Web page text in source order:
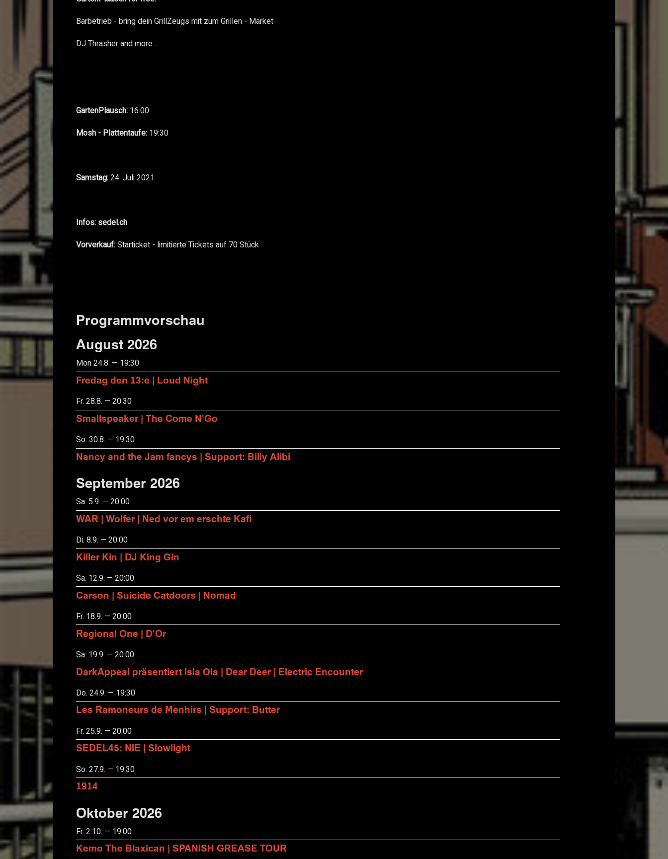
Barbetrieb - bring dein GrillZeugs mit zum Grillen - Market
DJ Thrasher and more...
GartenPlausch: 16:00
Mosh - Plattentaufe: 19:30
Samstag:24. Juli 2021
Infos: sedel.ch
Vorverkauf:Starticket - limitierte Tickets auf 70 Stück
Programmvorschau
August 2026
Mon 24.8. — 19:30
Fredag den 13:e | Loud Night
Fr. 28.8. — 20:30
Smallspeaker | The Come N'Go
So. 30.8. — 19:30
Nancy and the Jam fancys | Support: Billy Alibi
September 2026
Sa. 5.9. — 20:00
WAR | Wolfer | Ned vor em erschte Kafi
Di. 8.9. — 20:00
Killer Kin | DJ King Gin
Sa. 12.9. — 20:00
Carson | Suicide Catdoors | Nomad
Fr. 18.9. — 20:00
Regional One | D'Or
Sa. 19.9. — 20:00
DarkAppeal präsentiert Isla Ola | Dear Deer | Electric Encounter
Do. 24.9. — 19:30
Les Ramoneurs de Menhirs | Support: Butter
Fr. 25.9. — 20:00
SEDEL45: NIE | Slowlight
So. 27.9. — 19:30
1914
Oktober 2026
Fr. 2.10. — 19:00
Kemo The Blaxican | SPANISH GREASE TOUR